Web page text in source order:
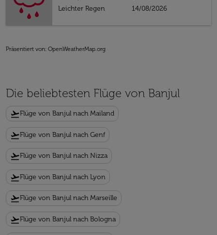
Leichter Regen
14/08/2026
Präsentiert von: OpenWeatherMap.org
Die beliebtesten Flüge von Banjul
flight_takeoffFlüge von Banjul nach Mailand
flight_takeoffFlüge von Banjul nach Genf
flight_takeoffFlüge von Banjul nach Nizza
flight_takeoffFlüge von Banjul nach Lyon
flight_takeoffFlüge von Banjul nach Marseille
flight_takeoffFlüge von Banjul nach Bologna